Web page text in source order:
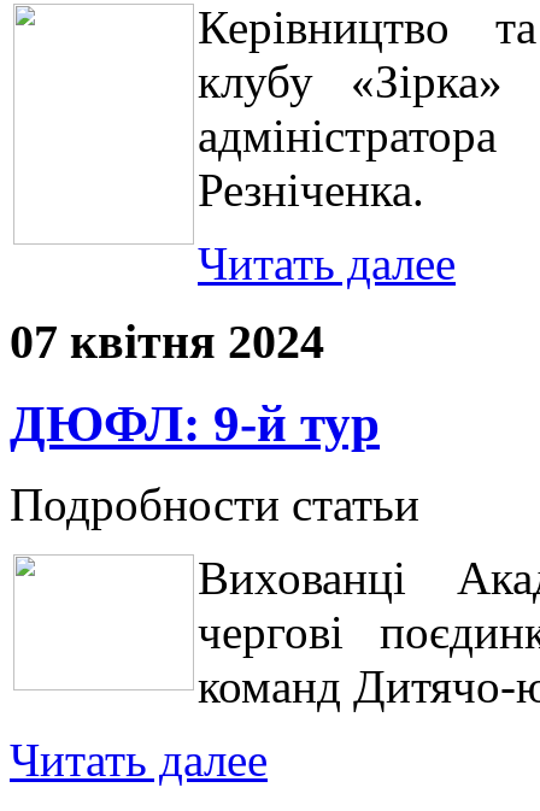
Керівництво
клубу
Резніченка.
Читать далее
07 квітня 2024
ДЮФЛ: 9-й тур
Подробности статьи
Вихованці
чергові
команд Дитячо-
Читать далее